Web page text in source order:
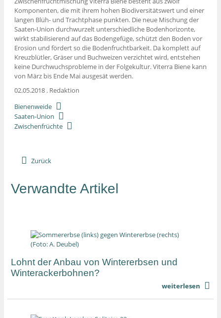
Komponenten, die mit ihrem hohen Biodiversitätswert und einer
langen Blüh- und Trachtphase punkten. Die neue Mischung der
Saaten-Union durchwurzelt unterschiedliche Bodenhorizonte,
wirkt stabilisierend auf das Bodengefüge, schützt den Boden vor
Erosion und fördert so die Bodenfruchtbarkeit. Da komplett auf
Kreuzblütler, Gräser und Buchweizen verzichtet wird, entstehen
keine Durchwuchsprobleme in der Folgekultur. Viterra Biene kann
von März bis Ende Mai ausgesät werden.
02.05.2018 . Redaktion
Bienenweide
Saaten-Union
Zwischenfrüchte
Zurück
Verwandte Artikel
Lohnt der Anbau von Wintererbsen und
Winterackerbohnen?
weiterlesen